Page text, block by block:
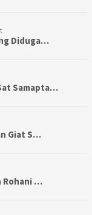
Diduga…
Samapta…
Giat S…
Rohani …